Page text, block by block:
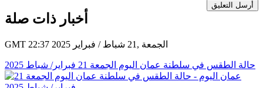
أرسل التعليق
أخبار ذات صلة
GMT 22:37 2025 الجمعة ,21 شباط / فبراير
حالة الطقس في سلطنة عمان اليوم الجمعة 21 فبراير/ شباط 2025